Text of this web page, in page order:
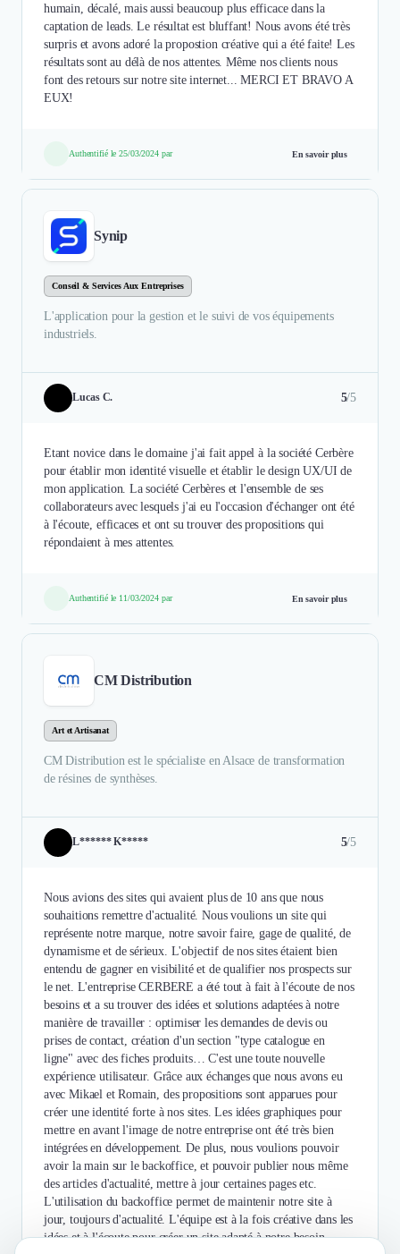
humain, décalé, mais aussi beaucoup plus efficace dans la
captation de leads. Le résultat est bluffant! Nous avons été très
surpris et avons adoré la propostion créative qui a été faite! Les
résultats sont au délà de nos attentes. Même nos clients nous
font des retours sur notre site internet... MERCI ET BRAVO A
EUX!
Authentifié le 25/03/2024 par En savoir plus
Synip
Conseil & Services Aux Entreprises
L'application pour la gestion et le suivi de vos équipements
industriels.
Lucas C. 5/5
Etant novice dans le domaine j'ai fait appel à la société Cerbère
pour établir mon identité visuelle et établir le design UX/UI de
mon application. La société Cerbères et l'ensemble de ses
collaborateurs avec lesquels j'ai eu l'occasion d'échanger ont été
à l'écoute, efficaces et ont su trouver des propositions qui
répondaient à mes attentes.
Authentifié le 11/03/2024 par En savoir plus
CM Distribution
Art et Artisanat
CM Distribution est le spécialiste en Alsace de transformation
de résines de synthèses.
L****** K***** 5/5
Nous avions des sites qui avaient plus de 10 ans que nous
souhaitions remettre d'actualité. Nous voulions un site qui
représente notre marque, notre savoir faire, gage de qualité, de
dynamisme et de sérieux. L'objectif de nos sites étaient bien
entendu de gagner en visibilité et de qualifier nos prospects sur
le net. L'entreprise CERBERE a été tout à fait à l'écoute de nos
besoins et a su trouver des idées et solutions adaptées à notre
manière de travailler : optimiser les demandes de devis ou
prises de contact, création d'un section "type catalogue en
ligne" avec des fiches produits… C'est une toute nouvelle
expérience utilisateur. Grâce aux échanges que nous avons eu
avec Mikael et Romain, des propositions sont apparues pour
créer une identité forte à nos sites. Les idées graphiques pour
mettre en avant l'image de notre entreprise ont été très bien
intégrées en développement. De plus, nous voulions pouvoir
avoir la main sur le backoffice, et pouvoir publier nous même
des articles d'actualité, mettre à jour certaines pages etc.
L'utilisation du backoffice permet de maintenir notre site à
jour, toujours d'actualité. L'équipe est à la fois créative dans les
idées et à l'écoute pour créer un site adapté à notre besoin.